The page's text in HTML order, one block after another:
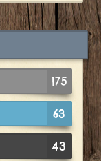
175
63
43